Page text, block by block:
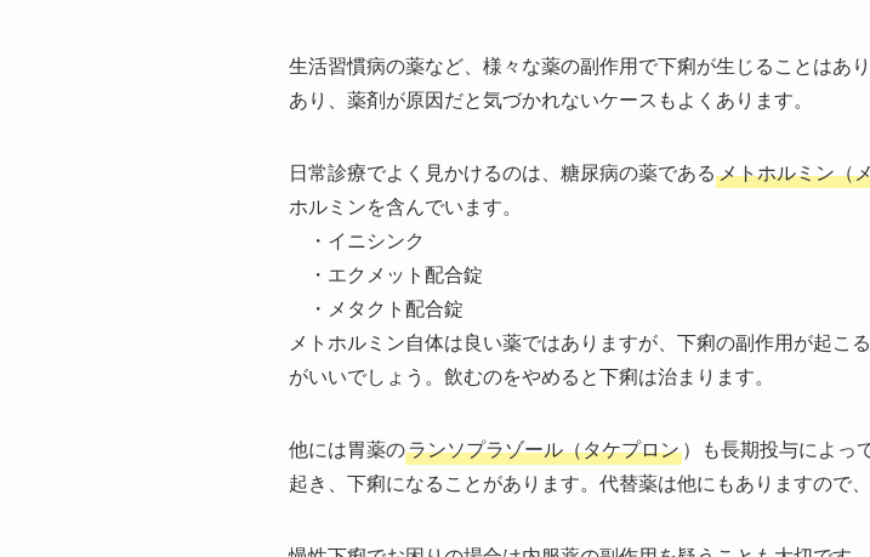
生活習慣病の薬など、様々な薬の副作用で下痢が生じることはあ
あり、薬剤が原因だと気づかれないケースもよくあります。
日常診療でよく見かけるのは、糖尿病の薬であるメトホルミン（
ホルミンを含んでいます。
・イニシンク
・エクメット配合錠
・メタクト配合錠
メトホルミン自体は良い薬ではありますが、下痢の副作用が起こ
がいいでしょう。飲むのをやめると下痢は治まります。
他には胃薬のランソプラゾール（タケプロン）も長期投与によっ
起き、下痢になることがあります。代替薬は他にもありますので